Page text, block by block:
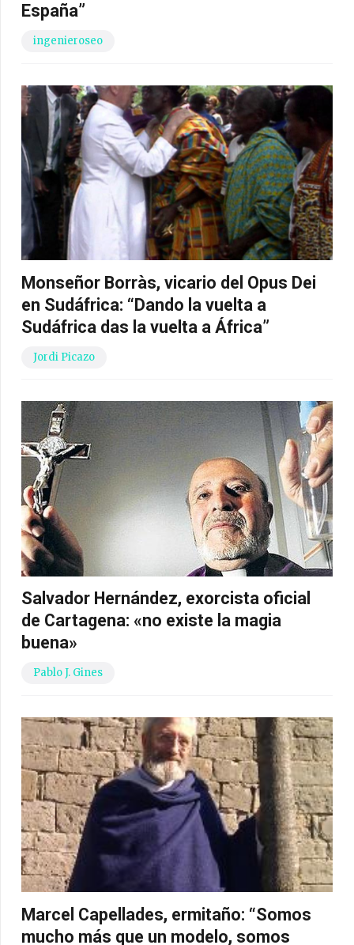
España”
ingenieroseo
Monseñor Borràs, vicario del Opus Dei
en Sudáfrica: “Dando la vuelta a
Sudáfrica das la vuelta a África”
Jordi Picazo
Salvador Hernández, exorcista oficial
de Cartagena: «no existe la magia
buena»
Pablo J. Gines
Marcel Capellades, ermitaño: “Somos
mucho más que un modelo, somos